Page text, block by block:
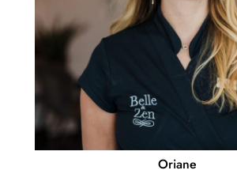
Oriane